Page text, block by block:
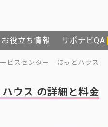
お役立ち情報 サポナビQA
ビスセンター ほっとハウス
ウス の詳細と料金